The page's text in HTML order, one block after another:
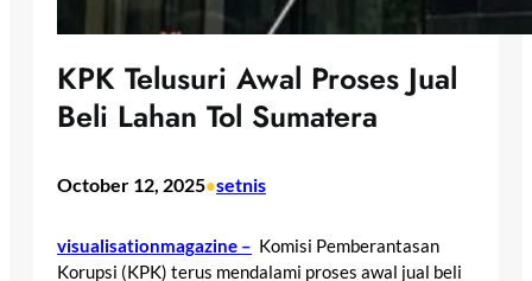
KPK Telusuri Awal Proses Jual
Beli Lahan Tol Sumatera
October 12, 2025•setnis
visualisationmagazine – Komisi Pemberantasan
Korupsi (KPK) terus mendalami proses awal jual beli